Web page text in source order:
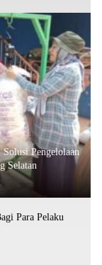
Pengelolaan
Selatan
Para Pelaku